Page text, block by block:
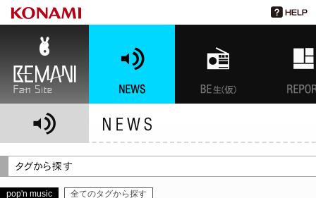
pop'n music 全てのタグから探す